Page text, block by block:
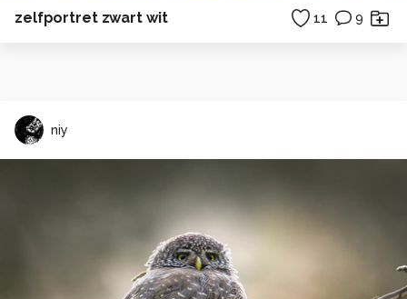
zelfportret zwart wit 11 9
niy